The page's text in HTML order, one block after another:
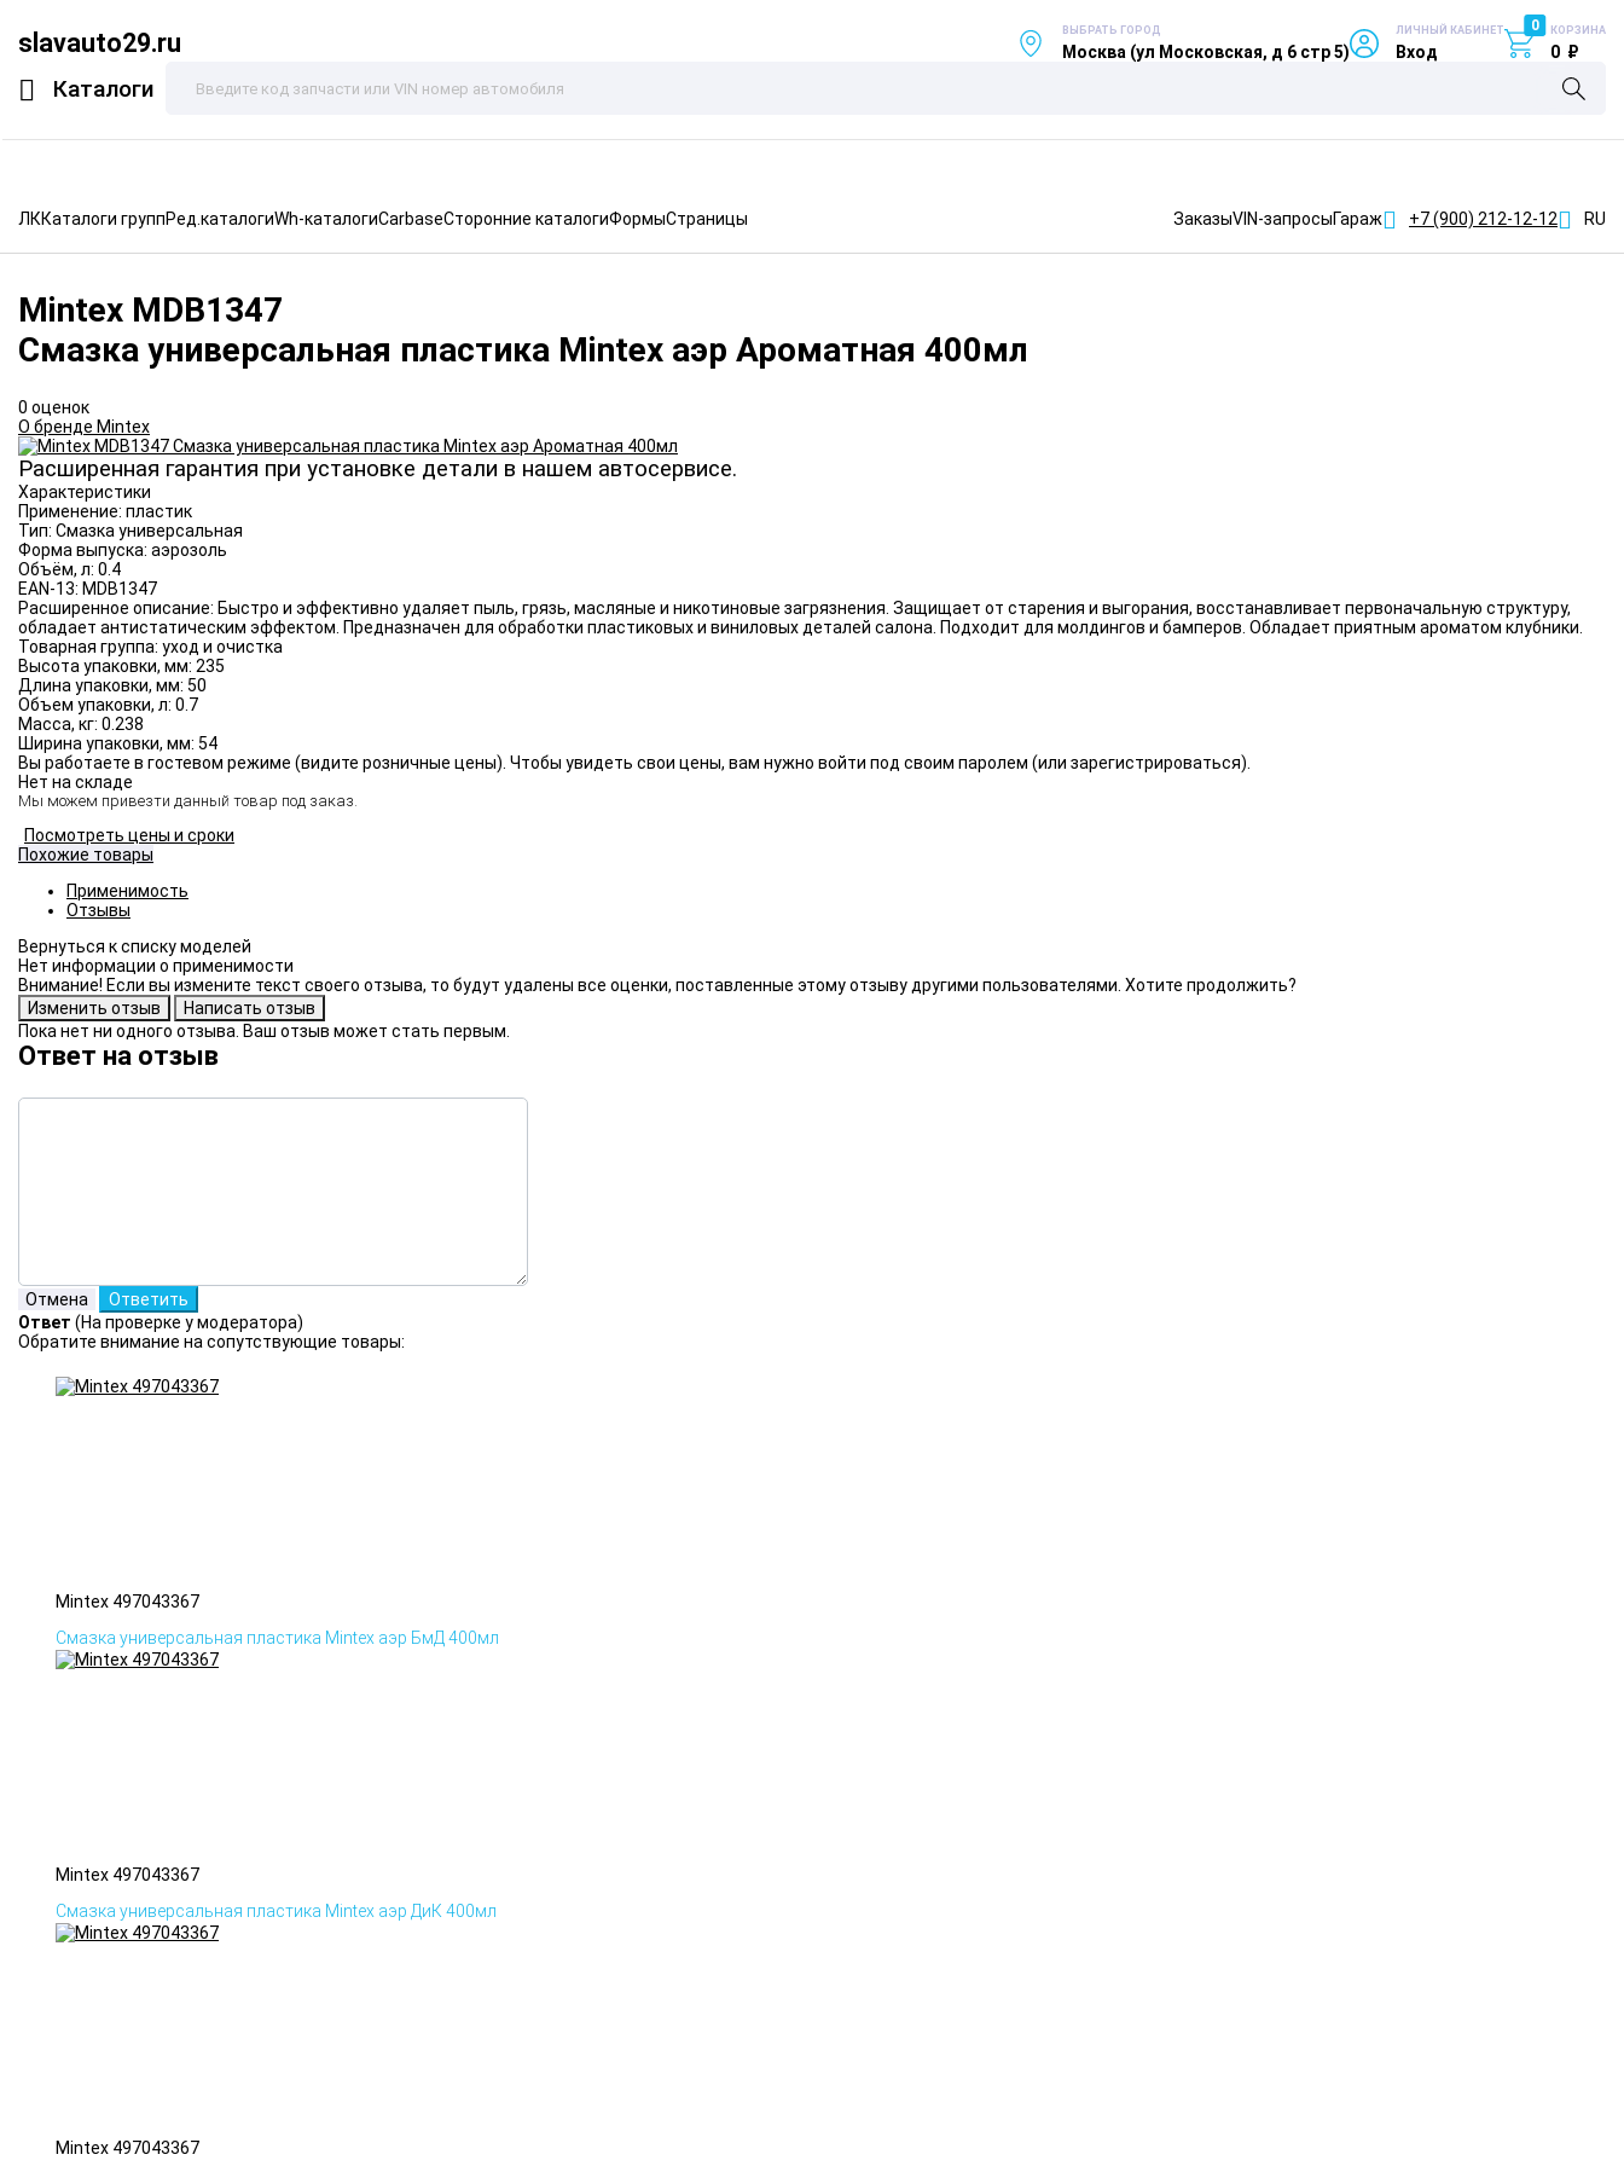
slavauto29.ru
Каталоги
ВЫБРАТЬ ГОРОД
Москва (ул Московская, д 6 стр 5)
ЛИЧНЫЙ КАБИНЕТ
Вход
0 КОРЗИНА
0 ₽
ЛККаталоги группРед.каталогиWh-каталогиCarbaseСторонние каталогиФормыСтраницы ЗаказыVIN-запросыГараж +7 (900) 212-12-12 RU
Mintex MDB1347
Смазка универсальная пластика Mintex аэр Ароматная 400мл
0 оценок
О бренде Mintex
Расширенная гарантия при установке детали в нашем автосервисе.
Характеристики
Применение: пластик
Тип: Смазка универсальная
Форма выпуска: аэрозоль
Объём, л: 0.4
EAN-13: MDB1347
Расширенное описание: Быстро и эффективно удаляет пыль, грязь, масляные и никотиновые загрязнения. Защищает от старения и выгорания, восстанавливает первоначальную структуру,
обладает антистатическим эффектом. Предназначен для обработки пластиковых и виниловых деталей салона. Подходит для молдингов и бамперов. Обладает приятным ароматом клубники.
Товарная группа: уход и очистка
Высота упаковки, мм: 235
Длина упаковки, мм: 50
Объем упаковки, л: 0.7
Масса, кг: 0.238
Ширина упаковки, мм: 54
Вы работаете в гостевом режиме (видите розничные цены). Чтобы увидеть свои цены, вам нужно войти под своим паролем (или зарегистрироваться).
Нет на складе
Мы можем привезти данный товар под заказ.
Посмотреть цены и сроки
Похожие товары
Применимость
Отзывы
Нет информации о применимости
Внимание! Если вы измените текст своего отзыва, то будут удалены все оценки, поставленные этому отзыву другими пользователями. Хотите продолжить?
Пока нет ни одного отзыва. Ваш отзыв может стать первым.
Ответ на отзыв
Ответ (На проверке у модератора)
Обратите внимание на сопутствующие товары:
Mintex 497043367
Смазка универсальная пластика Mintex аэр БмД 400мл
Mintex 497043367
Смазка универсальная пластика Mintex аэр ДиК 400мл
Mintex 497043367